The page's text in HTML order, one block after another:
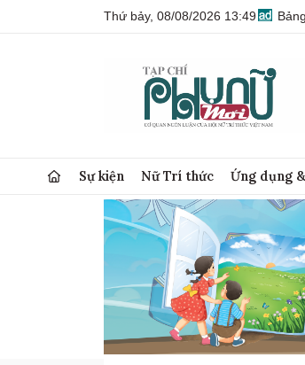
Thứ bảy, 08/08/2026 13:49
Sự kiện Nữ Trí thức Ứng dụng